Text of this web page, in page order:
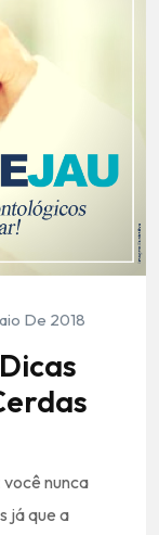
De 2018
você nunca
já que a